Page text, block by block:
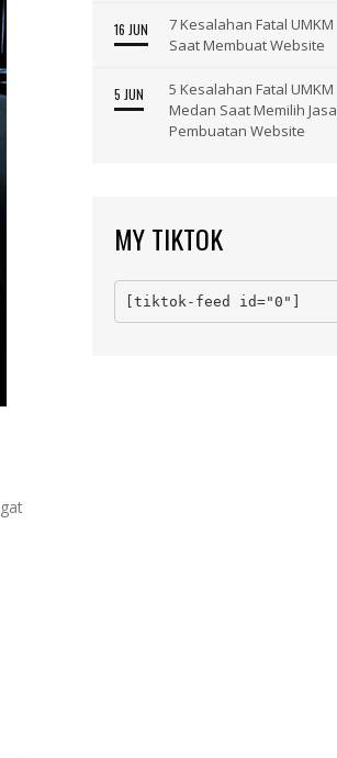
16 JUN
7 Kesalahan Fatal UMKM
Saat Membuat Website
5 JUN
5 Kesalahan Fatal UMKM
Medan Saat Memilih Jasa
Pembuatan Website
MY TIKTOK
[tiktok-feed id="0"]